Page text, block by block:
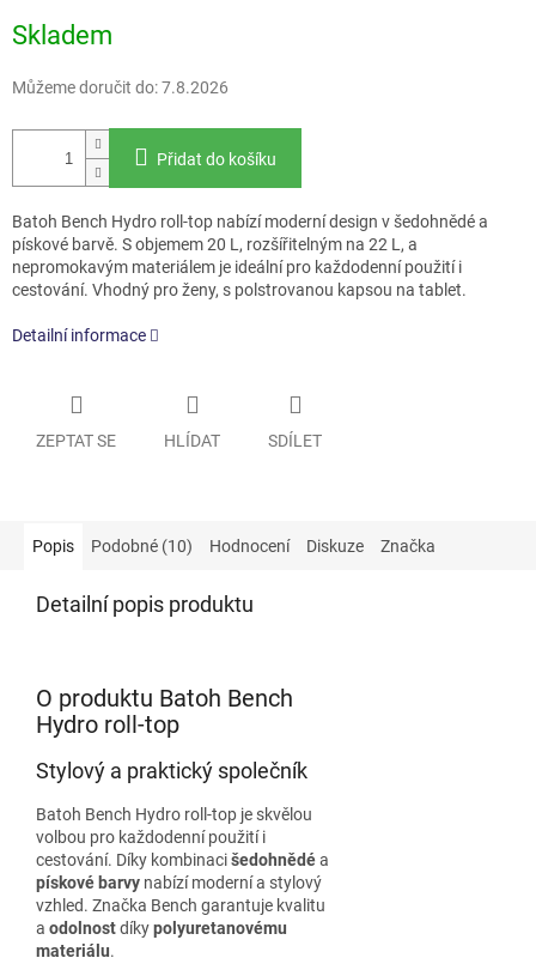
cena:
Skladem
Můžeme doručit do:7.8.2026
Přidat do košíku
Batoh Bench Hydro roll-top nabízí moderní design v šedohnědé a
pískové barvě. S objemem 20 L, rozšířitelným na 22 L, a
nepromokavým materiálem je ideální pro každodenní použití i
cestování. Vhodný pro ženy, s polstrovanou kapsou na tablet.
Detailní informace
ZEPTAT SE HLÍDAT SDÍLET
Popis Podobné (10) Hodnocení Diskuze Značka
Detailní popis produktu
O produktu Batoh Bench
Hydro roll-top
Stylový a praktický společník
Batoh Bench Hydro roll-top je skvělou
volbou pro každodenní použití i
cestování. Díky kombinacišedohnědéa
pískové barvy nabízí moderní a stylový
vzhled. Značka Bench garantuje kvalitu
a odolnostdíkypolyuretanovému
materiálu.